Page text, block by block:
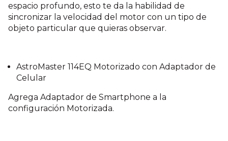
espacio profundo, esto te da la habilidad de
sincronizar la velocidad del motor con un tipo de
objeto particular que quieras observar.
AstroMaster 114EQ Motorizado con Adaptador de
Celular
Agrega Adaptador de Smartphone a la
configuración Motorizada.